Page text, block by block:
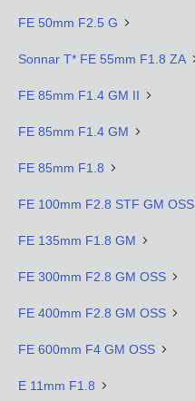
FE 50mm F2.5 G
Sonnar T* FE 55mm F1.8 ZA
FE 85mm F1.4 GM II
FE 85mm F1.4 GM
FE 85mm F1.8
FE 100mm F2.8 STF GM OSS
FE 135mm F1.8 GM
FE 300mm F2.8 GM OSS
FE 400mm F2.8 GM OSS
FE 600mm F4 GM OSS
E 11mm F1.8